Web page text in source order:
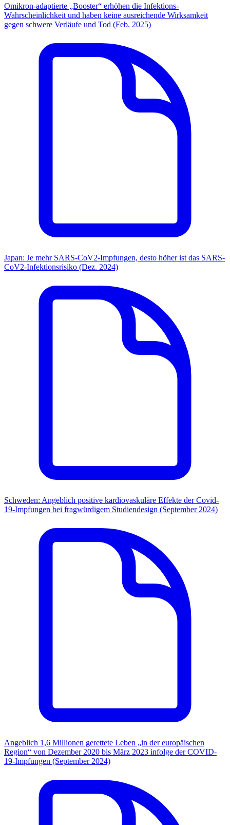
Omikron-adaptierte „Booster“ erhöhen die Infektions-
Wahrscheinlichkeit und haben keine ausreichende Wirksamkeit
gegen schwere Verläufe und Tod (Feb. 2025)
Japan: Je mehr SARS-CoV2-Impfungen, desto höher ist das SARS-
CoV2-Infektionsrisiko (Dez. 2024)
Schweden: Angeblich positive kardiovaskuläre Effekte der Covid-
19-Impfungen bei fragwürdigem Studiendesign (September 2024)
Angeblich 1,6 Millionen gerettete Leben „in der europäischen
Region“ von Dezember 2020 bis März 2023 infolge der COVID-
19-Impfungen (September 2024)